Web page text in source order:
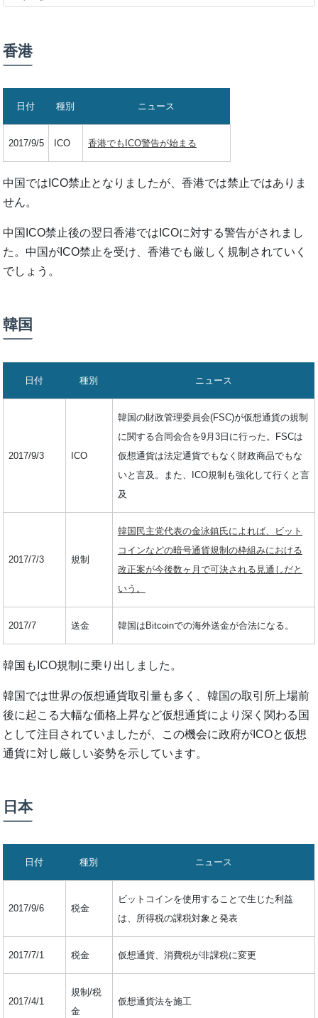
香港
日付 種別 ニュース
2017/9/5 ICO 香港でもICO警告が始まる
中国ではICO禁止となりましたが、香港では禁止ではありま
せん。
中国ICO禁止後の翌日香港ではICOに対する警告がされまし
た。中国がICO禁止を受け、香港でも厳しく規制されていく
でしょう。
韓国
日付 種別 ニュース
2017/9/3 ICO
韓国の財政管理委員会(FSC)が仮想通貨の規制
に関する合同会合を9月3日に行った。FSCは
仮想通貨は法定通貨でもなく財政商品でもな
いと言及。また、ICO規制も強化して行くと言
及
2017/7/3 規制
韓国民主党代表の金泳鎮氏によれば、ビット
コインなどの暗号通貨規制の枠組みにおける
改正案が今後数ヶ月で可決される見通しだと
いう。
2017/7 送金 韓国はBitcoinでの海外送金が合法になる。
韓国もICO規制に乗り出しました。
韓国では世界の仮想通貨取引量も多く、韓国の取引所上場前
後に起こる大幅な価格上昇など仮想通貨により深く関わる国
として注目されていましたが、この機会に政府がICOと仮想
通貨に対し厳しい姿勢を示しています。
日本
日付 種別 ニュース
2017/9/6 税金
ビットコインを使用することで生じた利益
は、所得税の課税対象と発表
2017/7/1 税金 仮想通貨、消費税が非課税に変更
2017/4/1
規制/税
金
仮想通貨法を施工